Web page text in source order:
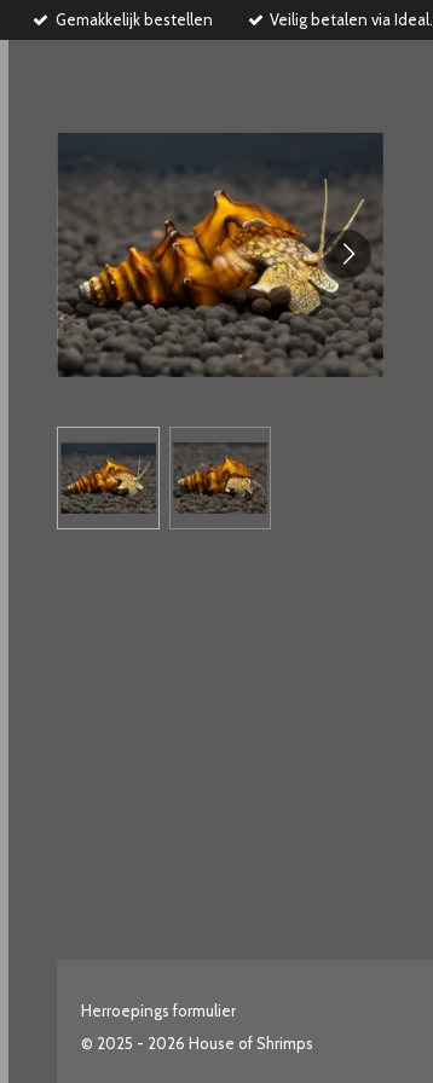
Gemakkelijk bestellen Veilig betalen via Ideal.
Herroepings formulier
© 2025 - 2026 House of Shrimps